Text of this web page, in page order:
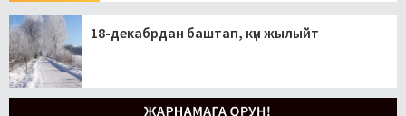
18-декабрдан баштап, күн жылыйт